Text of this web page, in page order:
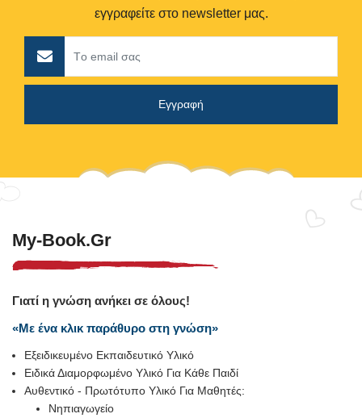
εγγραφείτε στο newsletter μας.
My-Book.gr
Γιατί η γνώση ανήκει σε όλους!
«Με ένα κλικ παράθυρο στη γνώση»
Εξειδικευμένο Εκπαιδευτικό Υλικό
Ειδικά Διαμορφωμένο Υλικό Για Κάθε Παιδί
Αυθεντικό - Πρωτότυπο Υλικό Για Μαθητές:
Νηπιαγωγείο